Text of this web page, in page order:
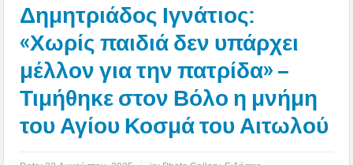
Δημητριάδος Ιγνάτιος:
«Χωρίς παιδιά δεν υπάρχει
μέλλον για την πατρίδα» –
Τιμήθηκε στον Βόλο η μνήμη
του Αγίου Κοσμά του Αιτωλού